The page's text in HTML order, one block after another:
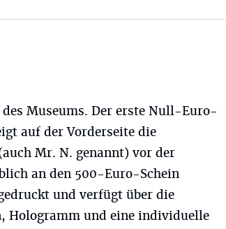
Museums. Der erste Null-Euro-
auf der Vorderseite die
Mr. N. genannt) vor der
an den 500-Euro-Schein
und verfügt über die
Hologramm und eine individuelle